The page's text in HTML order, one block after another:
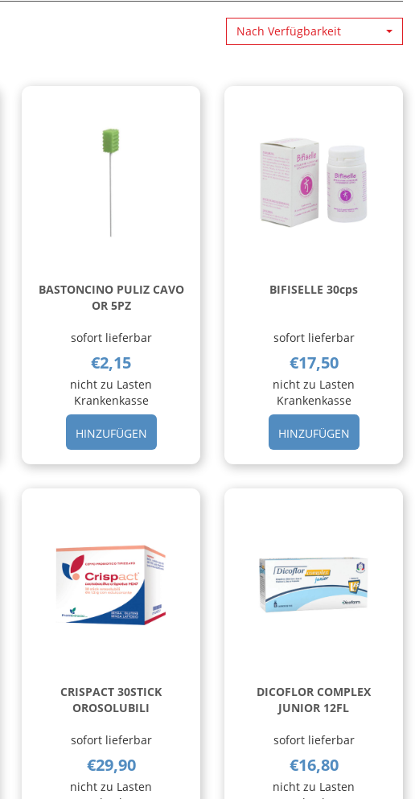
Nach Verfügbarkeit
BACTOBLIS
AL
BASTONCINO PULIZ CAVO
OR 5PZ
sofort lieferbar
€2,15
nicht zu Lasten
Krankenkasse
HINZUFÜGENHINZUFÜGEN BASTONCINO
PULIZ
CAVO
BIFISELLE 30cps
sofort lieferbar
€17,50
nicht zu Lasten
Krankenkasse
HINZUFÜGEN
30CPS AL
CARRELLO
CRISPACT 30STICK
OROSOLUBILI
sofort lieferbar
€29,90
nicht zu Lasten
DICOFLOR COMPLEX
JUNIOR 12FL
sofort lieferbar
€16,80
nicht zu Lasten